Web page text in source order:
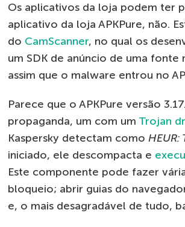
Os aplicativos da loja podem ter
aplicativo da loja APKPure, não.
do CamScanner, no qual os
um SDK de anúncio de uma
assim que o malware entrou no
Parece que o APKPure versão
propaganda, um com um Trojan
Kaspersky detectam como HEUR:
iniciado, ele descompacta e
Este componente pode fazer
bloqueio; abrir guias do
e, o mais desagradável de tudo,